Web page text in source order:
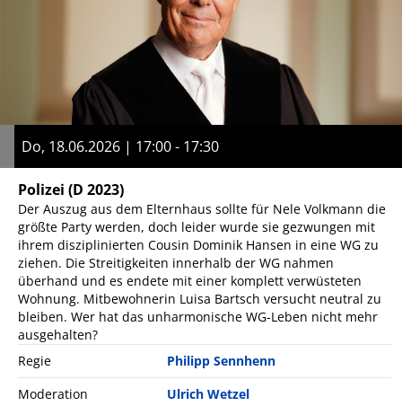
Do, 18.06.2026 | 17:00 - 17:30
Polizei (D 2023)
Der Auszug aus dem Elternhaus sollte für Nele Volkmann die
größte Party werden, doch leider wurde sie gezwungen mit
ihrem disziplinierten Cousin Dominik Hansen in eine WG zu
ziehen. Die Streitigkeiten innerhalb der WG nahmen
überhand und es endete mit einer komplett verwüsteten
Wohnung. Mitbewohnerin Luisa Bartsch versucht neutral zu
bleiben. Wer hat das unharmonische WG-Leben nicht mehr
ausgehalten?
Regie
Philipp Sennhenn
Moderation
Ulrich Wetzel